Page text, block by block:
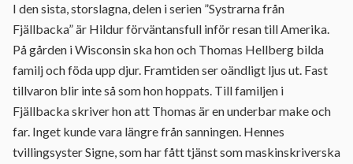
I den sista, storslagna, delen i serien ”Systrarna från
Fjällbacka” är Hildur förväntansfull inför resan till Amerika.
På gården i Wisconsin ska hon och Thomas Hellberg bilda
familj och föda upp djur. Framtiden ser oändligt ljus ut. Fast
tillvaron blir inte så som hon hoppats. Till familjen i
Fjällbacka skriver hon att Thomas är en underbar make och
far. Inget kunde vara längre från sanningen. Hennes
tvillingsyster Signe, som har fått tjänst som maskinskriverska